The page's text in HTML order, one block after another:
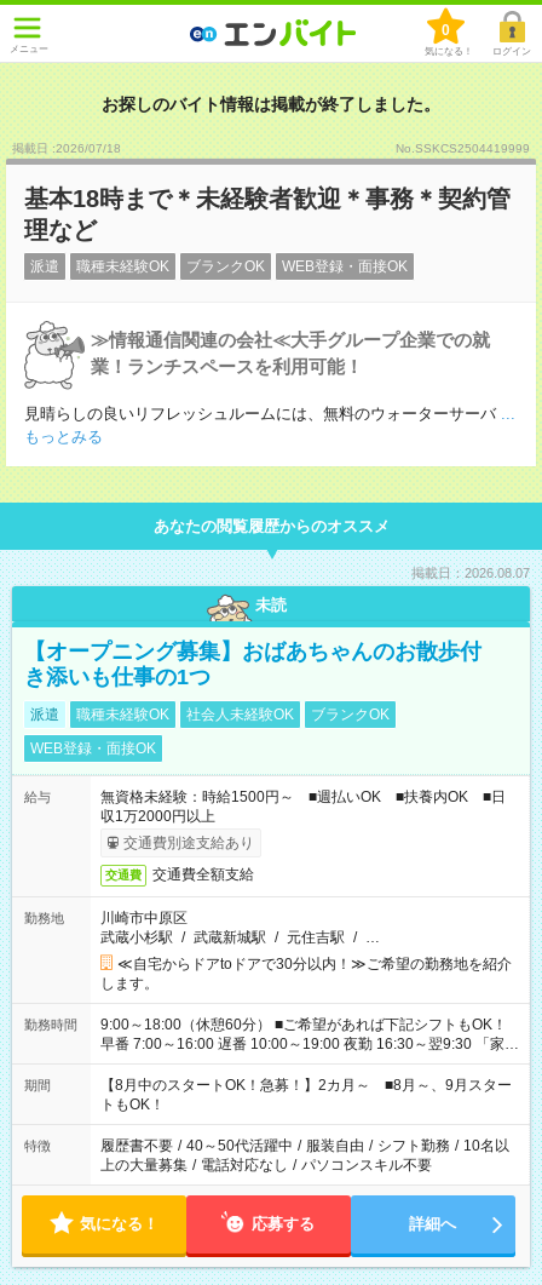
メニュー
0
気になる！ ログイン
お探しのバイト情報は掲載が終了しました。
掲載日 :2026/07/18 No.SSKCS2504419999
基本18時まで＊未経験者歓迎＊事務＊契約管
理など
派遣 職種未経験OK ブランクOK WEB登録・面接OK
≫情報通信関連の会社≪大手グループ企業での就
業！ランチスペースを利用可能！
見晴らしの良いリフレッシュルームには、無料のウォーターサーバ ...
もっとみる
あなたの閲覧履歴からのオススメ
掲載日：2026.08.07
未読
【オープニング募集】おばあちゃんのお散歩付
き添いも仕事の1つ
派遣 職種未経験OK 社会人未経験OK
ブランクOK
WEB登録・面接OK
給与
無資格未経験：時給1500円～ ■週払いOK ■扶養内OK ■日
収1万2000円以上
交通費別途支給あり
交通費 交通費全額支給
勤務地
川崎市中原区
武蔵小杉駅 / 武蔵新城駅 / 元住吉駅 / …
≪自宅からドアtoドアで30分以内！≫ご希望の勤務地を紹介
します。
勤務時間
9:00～18:00（休憩60分） ■ご希望があれば下記シフトもOK！
早番 7:00～16:00 遅番 10:00～19:00 夜勤 16:30～翌9:30 「家族
と休みを合わせたい」 「余裕を持って夕飯の準備がしたい」
「できれば残業はしたくない」 など、ご希望を教えてください
ね。 ※Wワーク希望の方へ 今ご覧のお仕事で希望する勤務時間
と、もう1つのお仕事の勤務時間。 合計で週40時間を超える場
合は応募できません。
期間
【8月中のスタートOK！急募！】2カ月～ ■8月～、9月スター
トもOK！
特徴 履歴書不要 / 40～50代活躍中 / 服装自由 / シフト勤務 / 10名以
上の大量募集 / 電話対応なし / パソコンスキル不要
気になる！ 応募する 詳細へ